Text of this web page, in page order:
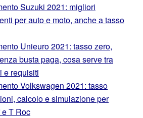
Suzuki 2021: migliori
per auto e moto, anche a tasso
Unieuro 2021: tasso zero,
busta paga, cosa serve tra
e requisiti
Volkswagen 2021: tasso
calcolo e simulazione per
T Roc